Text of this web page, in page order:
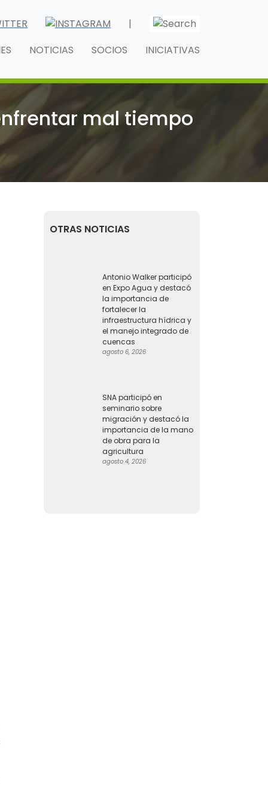
|
NOTICIAS SOCIOS INICIATIVAS
mal tiempo
OTRAS NOTICIAS
Antonio Walker participó
en Expo Agua y destacó
la importancia de
fortalecer la
infraestructura hídrica y
el manejo integrado de
cuencas
agosto 6, 2026
SNA participó en
seminario sobre
migración y destacó la
importancia de la mano
de obra para la
agricultura
agosto 4, 2026